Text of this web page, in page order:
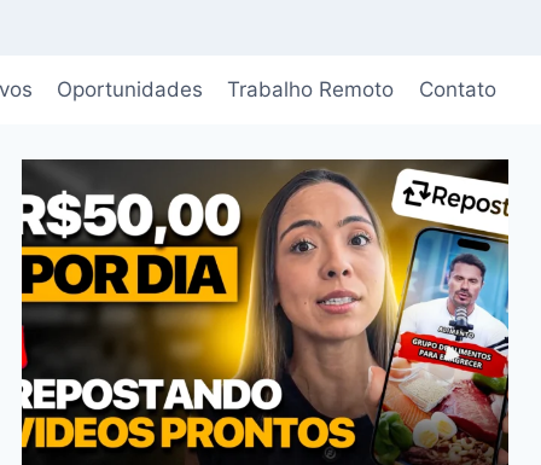
Oportunidades Trabalho Remoto Contato